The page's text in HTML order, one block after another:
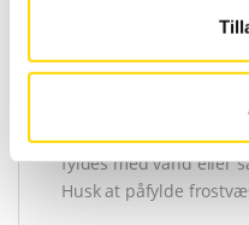
Forsynet med 33 mm
Frontpladerne i
Stormskilt Wind-Pro
udstyret med en
fyldes med vand eller
Husk at påfylde